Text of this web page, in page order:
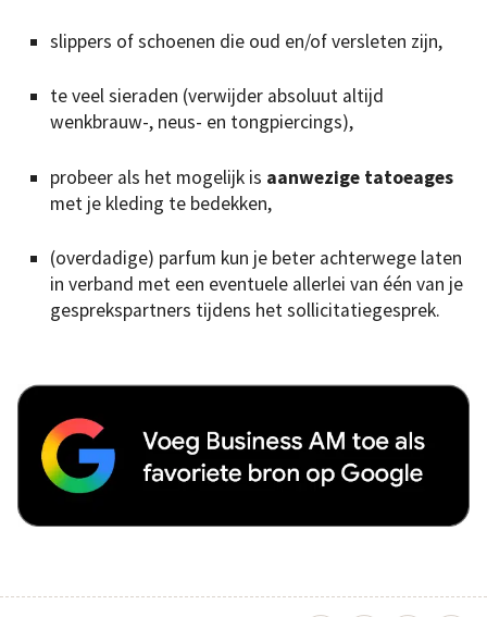
slippers of schoenen die oud en/of versleten zijn,
te veel sieraden (verwijder absoluut altijd
wenkbrauw-, neus- en tongpiercings),
probeer als het mogelijk is aanwezige tatoeages
met je kleding te bedekken,
(overdadige) parfum kun je beter achterwege laten
in verband met een eventuele allerlei van één van je
gesprekspartners tijdens het sollicitatiegesprek.